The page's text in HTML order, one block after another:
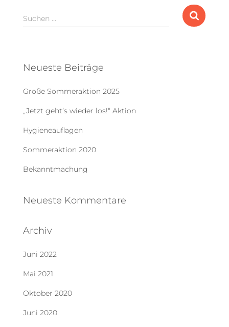
S
u
n
a
h
:
Suchen …
Neueste Beiträge
Große Sommeraktion 2025
„Jetzt geht’s wieder los!“ Aktion
Hygieneauflagen
Sommeraktion 2020
Bekanntmachung
Neueste Kommentare
Archiv
Juni 2022
Mai 2021
Oktober 2020
Juni 2020